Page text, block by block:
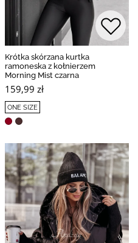
Krótka skórzana kurtka
ramoneska z kołnierzem
Morning Mist czarna
159,99 zł
ONE SIZE